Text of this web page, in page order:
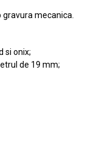
mecanica.
si onix;
de 19 mm;